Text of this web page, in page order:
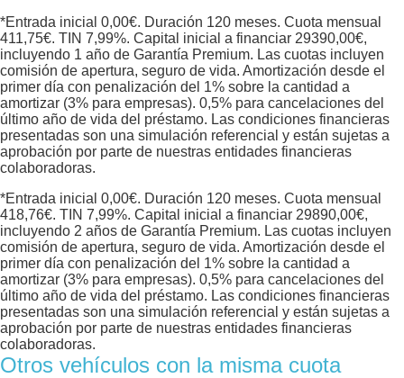
*Entrada inicial 0,00€. Duración 120 meses. Cuota mensual
411,75€. TIN 7,99%. Capital inicial a financiar 29390,00€,
incluyendo 1 año de Garantía Premium. Las cuotas incluyen
comisión de apertura, seguro de vida. Amortización desde el
primer día con penalización del 1% sobre la cantidad a
amortizar (3% para empresas). 0,5% para cancelaciones del
último año de vida del préstamo. Las condiciones financieras
presentadas son una simulación referencial y están sujetas a
aprobación por parte de nuestras entidades financieras
colaboradoras.
*Entrada inicial 0,00€. Duración 120 meses. Cuota mensual
418,76€. TIN 7,99%. Capital inicial a financiar 29890,00€,
incluyendo 2 años de Garantía Premium. Las cuotas incluyen
comisión de apertura, seguro de vida. Amortización desde el
primer día con penalización del 1% sobre la cantidad a
amortizar (3% para empresas). 0,5% para cancelaciones del
último año de vida del préstamo. Las condiciones financieras
presentadas son una simulación referencial y están sujetas a
aprobación por parte de nuestras entidades financieras
colaboradoras.
Otros vehículos con la misma cuota